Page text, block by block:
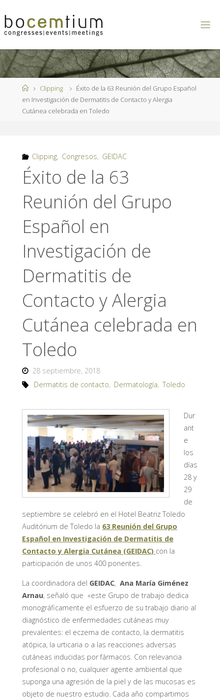
al
contenido
Página
de
Inicio
Clipping
Éxito de la 63 Reunión del Grupo Español
en Investigación de Dermatitis de Contacto y Alergia
Cutánea celebrada en Toledo
Clipping, Congresos, GEIDAC
Éxito de la 63
Reunión del Grupo
Español en
Investigación de
Dermatitis de
Contacto y Alergia
Cutánea celebrada en
Toledo
28 septiembre, 2018
Dermatitis de contacto, Dermatología, Toledo
Dur
ant
e
los
días
28 y
29
de
septiembre se celebró en el Hotel Beatriz Toledo
Auditórium de Toledo la 63 Reunión del Grupo
Español en Investigación de Dermatitis de
Contacto y Alergia Cutánea (GEIDAC) con la
participación de unos 400 ponentes.
La coordinadora del GEIDAC, Ana María Giménez
Arnau, señaló que «este Grupo de trabajo dedica
monográficamente el esfuerzo de su trabajo diario al
diagnóstico de enfermedades cutáneas muy
prevalentes: el eczema de contacto, la dermatitis
atópica, la urticaria o a las reacciones adversas
cutáneas inducidas por fármacos. Con relevancia
profesional o no, cualquier agente ambiental que
suponga una agresión de la piel y de las mucosas es
objeto de nuestro estudio. Cada año compartimos